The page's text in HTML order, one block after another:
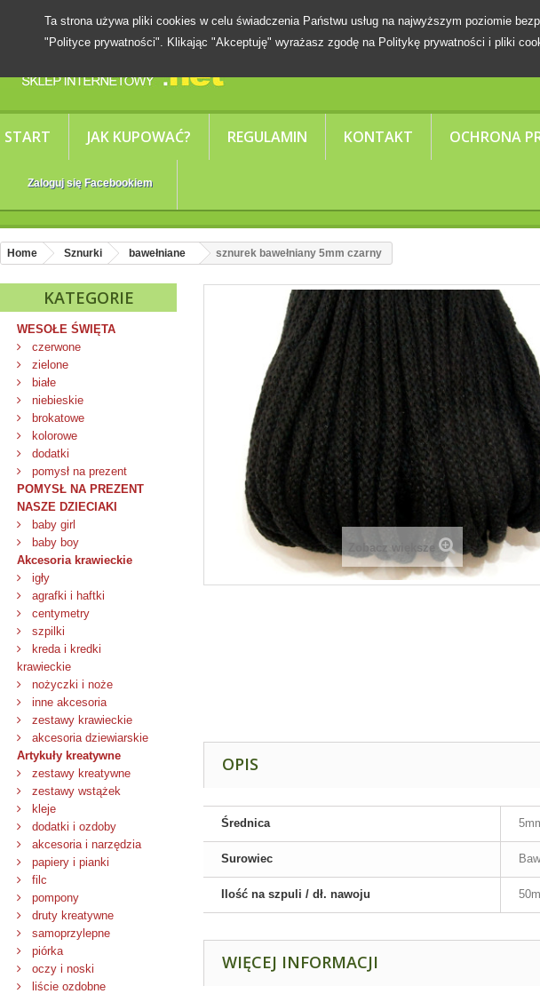
START JAK KUPOWAĆ? REGULAMIN KONTAKT OCHRONA
Zaloguj się Facebookiem
Ta strona używa pliki cookies w celu świadczenia Państwu usług na najwyższym poziomie
"Polityce prywatności". Klikając "Akceptuję" wyrażasz zgodę na Politykę prywatności i pliki
Home Sznurki bawełniane sznurek bawełniany 5mm czarny
KATEGORIE
WESOŁE ŚWIĘTA
czerwone
zielone
białe
niebieskie
brokatowe
kolorowe
dodatki
pomysł na prezent
POMYSŁ NA PREZENT
NASZE DZIECIAKI
baby girl
baby boy
Akcesoria krawieckie
igły
agrafki i haftki
centymetry
szpilki
kreda i kredki
krawieckie
nożyczki i noże
inne akcesoria
zestawy krawieckie
akcesoria dziewiarskie
Artykuły kreatywne
zestawy kreatywne
zestawy wstążek
kleje
dodatki i ozdoby
akcesoria i narzędzia
papiery i pianki
filc
pompony
druty kreatywne
samoprzylepne
piórka
oczy i noski
liście ozdobne
Zobacz większe
OPIS
Średnica
Surowiec
Ilość na szpuli / dł. nawoju 50m
WIĘCEJ INFORMACJI